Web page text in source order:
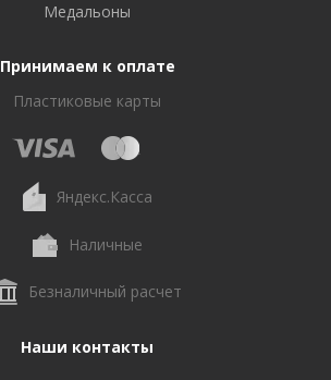
Медальоны
Принимаем к оплате
Пластиковые карты
Яндекс.Касса
Наличные
Безналичный расчет
Наши контакты